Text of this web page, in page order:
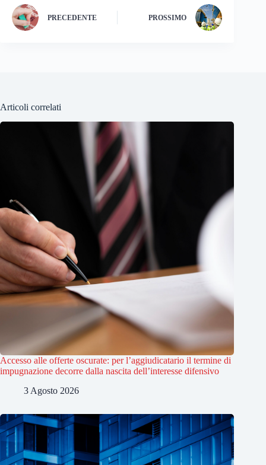
PRECEDENTE PROSSIMO
Articoli correlati
Accesso alle offerte oscurate: per l’aggiudicatario il termine di
impugnazione decorre dalla nascita dell’interesse difensivo
3 Agosto 2026